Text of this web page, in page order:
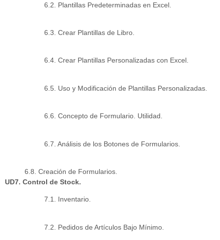
6.2. Plantillas Predeterminadas en Excel.
6.3. Crear Plantillas de Libro.
6.4. Crear Plantillas Personalizadas con Excel.
6.5. Uso y Modificación de Plantillas Personalizadas.
6.6. Concepto de Formulario. Utilidad.
6.7. Análisis de los Botones de Formularios.
6.8. Creación de Formularios.
UD7. Control de Stock.
7.1. Inventario.
7.2. Pedidos de Artículos Bajo Mínimo.